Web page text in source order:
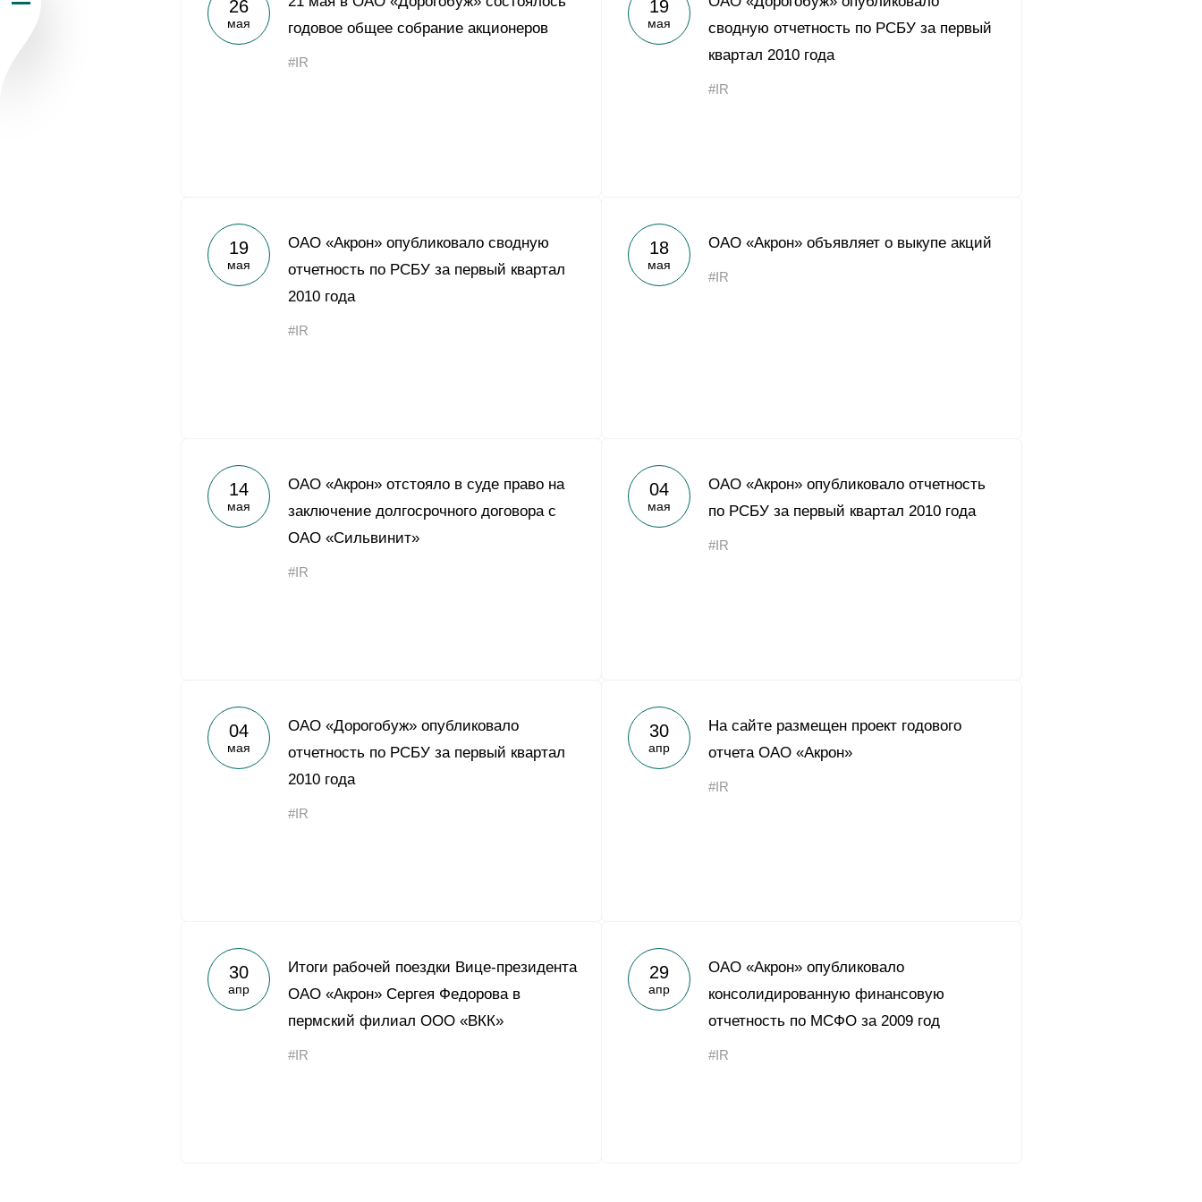
Yong Sheng Feng
Acron Argentina S.R.L
Acron Brasil Ltda.
Пресс-центр
26
мая
годовое общее собрание акционеров
#IR
19
мая
сводную отчетность по РСБУ за первый
квартал 2010 года
#IR
19
мая
ОАО «Акрон» опубликовало сводную
отчетность по РСБУ за первый квартал
2010 года
#IR
18
мая
ОАО «Акрон» объявляет о выкупе акций
#IR
14
мая
ОАО «Акрон» отстояло в суде право на
заключение долгосрочного договора с
ОАО «Сильвинит»
#IR
04
мая
ОАО «Акрон» опубликовало отчетность
по РСБУ за первый квартал 2010 года
#IR
04
мая
ОАО «Дорогобуж» опубликовало
отчетность по РСБУ за первый квартал
2010 года
#IR
30
апр
На сайте размещен проект годового
отчета ОАО «Акрон»
#IR
30
апр
Итоги рабочей поездки Вице-президента
ОАО «Акрон» Сергея Федорова в
пермский филиал ООО «ВКК»
#IR
29
апр
ОАО «Акрон» опубликовало
консолидированную финансовую
отчетность по МСФО за 2009 год
#IR